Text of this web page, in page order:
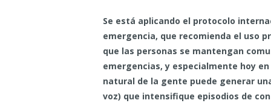
Se está aplicando el protocolo
emergencia, que recomienda el uso
que las personas se mantengan
emergencias, y especialmente hoy
natural de la gente puede generar
voz) que intensifique episodios de